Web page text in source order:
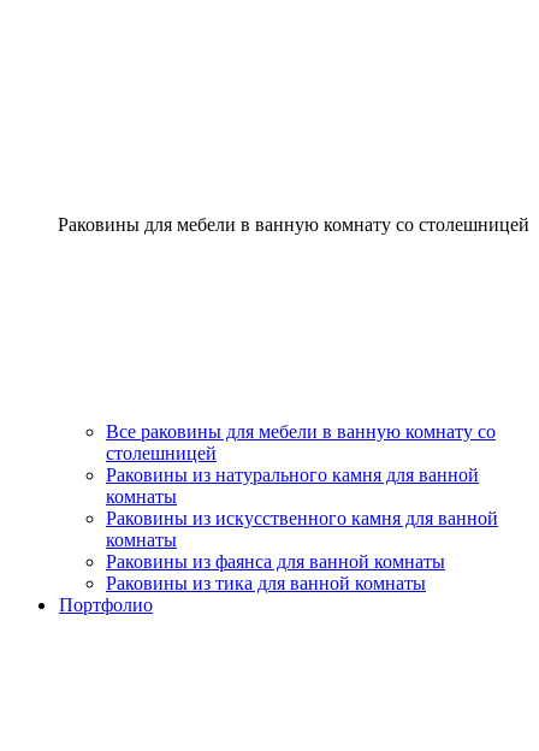
Раковины для мебели в ванную комнату со столешницей
Все раковины для мебели в ванную комнату со
столешницей
Раковины из натурального камня для ванной
комнаты
Раковины из искусственного камня для ванной
комнаты
Раковины из фаянса для ванной комнаты
Раковины из тика для ванной комнаты
Портфолио